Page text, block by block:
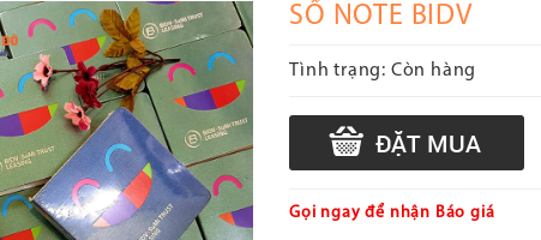
SỔ NOTE BIDV
Tình trạng: Còn hàng
Gọi ngay để nhận Báo giá